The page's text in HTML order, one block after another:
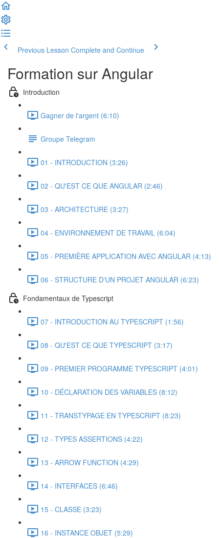
Previous Lesson Complete and Continue
Formation sur Angular
Introduction
Gagner de l'argent (6:10)
Groupe Telegram
01 - INTRODUCTION (3:26)
02 - QU'EST CE QUE ANGULAR (2:46)
03 - ARCHITECTURE (3:27)
04 - ENVIRONNEMENT DE TRAVAIL (6:04)
05 - PREMIÈRE APPLICATION AVEC ANGULAR (4:13)
06 - STRUCTURE D'UN PROJET ANGULAR (6:23)
Fondamentaux de Typescript
07 - INTRODUCTION AU TYPESCRIPT (1:56)
08 - QU'EST CE QUE TYPESCRIPT (3:17)
09 - PREMIER PROGRAMME TYPESCRIPT (4:01)
10 - DÉCLARATION DES VARIABLES (8:12)
11 - TRANSTYPAGE EN TYPESCRIPT (8:23)
12 - TYPES ASSERTIONS (4:22)
13 - ARROW FUNCTION (4:29)
14 - INTERFACES (6:46)
15 - CLASSE (3:23)
16 - INSTANCE OBJET (5:29)